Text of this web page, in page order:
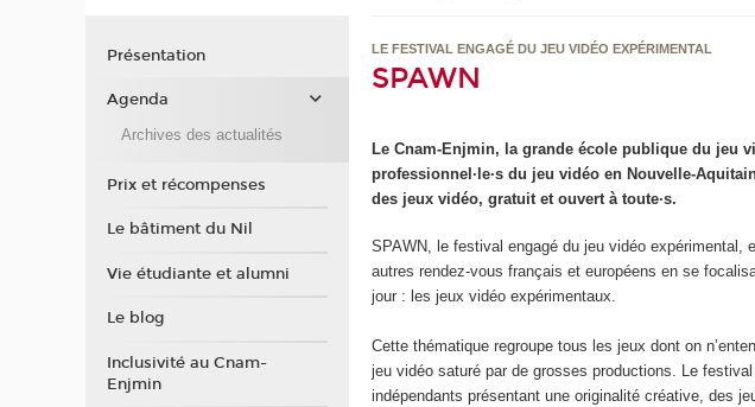
LE FESTIVAL ENGAGÉ DU JEU VIDÉO EXPÉRIMENTAL
SPAWN
Le Cnam-Enjmin, la grande école publique du jeu
professionnel·le·s du jeu vidéo en Nouvelle-
des jeux vidéo, gratuit et ouvert à toute·s.
SPAWN, le festival engagé du jeu vidéo expérimental,
autres rendez-vous français et européens en se
jour : les jeux vidéo expérimentaux.
Cette thématique regroupe tous les jeux dont on
jeu vidéo saturé par de grosses productions. Le
indépendants présentant une originalité créative, des
Présentation
Agenda
Archives des actualités
Prix et récompenses
Le bâtiment du Nil
Vie étudiante et alumni
Le blog
Inclusivité au Cnam-
Enjmin